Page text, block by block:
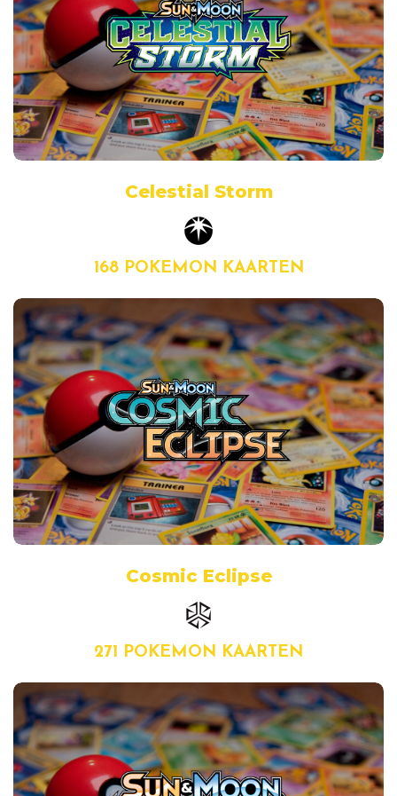
Celestial Storm
168 POKEMON KAARTEN
Cosmic Eclipse
271 POKEMON KAARTEN